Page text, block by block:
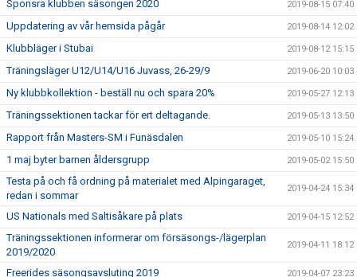
Sponsra klubben säsongen 2020 2019-08-15 07:40
Uppdatering av vår hemsida pågår 2019-08-14 12:02
Klubbläger i Stubai 2019-08-12 15:15
Träningsläger U12/U14/U16 Juvass, 26-29/9 2019-06-20 10:03
Ny klubbkollektion - beställ nu och spara 20% 2019-05-27 12:13
Träningssektionen tackar för ert deltagande. 2019-05-13 13:50
Rapport från Masters-SM i Funäsdalen 2019-05-10 15:24
1 maj byter barnen åldersgrupp 2019-05-02 15:50
Testa på och få ordning på materialet med Alpingaraget,
redan i sommar
2019-04-24 15:34
US Nationals med Saltisåkare på plats 2019-04-15 12:52
Träningssektionen informerar om försäsongs-/lägerplan
2019/2020
2019-04-11 18:12
Freerides säsongsavsluting 2019 2019-04-07 23:23